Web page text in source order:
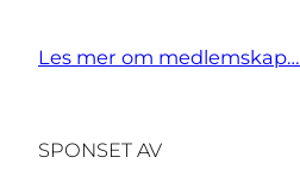
Les mer om medlemskap…
SPONSET AV